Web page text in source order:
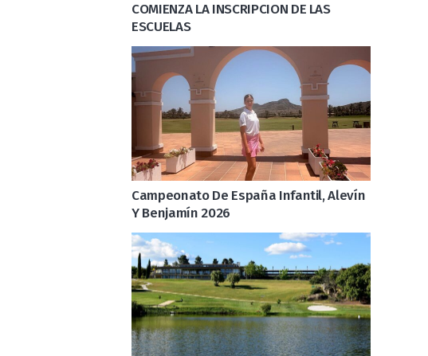
COMIENZA LA INSCRIPCION DE LAS
ESCUELAS
Campeonato De España Infantil, Alevín
Y Benjamín 2026